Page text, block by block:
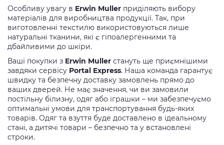
Особливу увагу в Erwin Muller приділяють вибору
матеріалів для виробництва продукції. Так, при
виготовленні текстилю використовуються лише
натуральні тканини, які є гіпоалергенними та
дбайливими до шкіри.
Ваші покупки з Erwin Muller стануть ще приємнішими
завдяки сервісу Portal Express. Наша команда гарантує
швидку та безпечну доставку замовлень прямо до
ваших дверей. Не має значення, чи ви замовили
постільну білизну, одяг або іграшки – ми забезпечуємо
оптимальні умови для транспортування будь-яких
товарів. Одяг та взуття буде доставлено в ідеальному
стані, а дитячі товари – безпечно та у встановлені
строки.